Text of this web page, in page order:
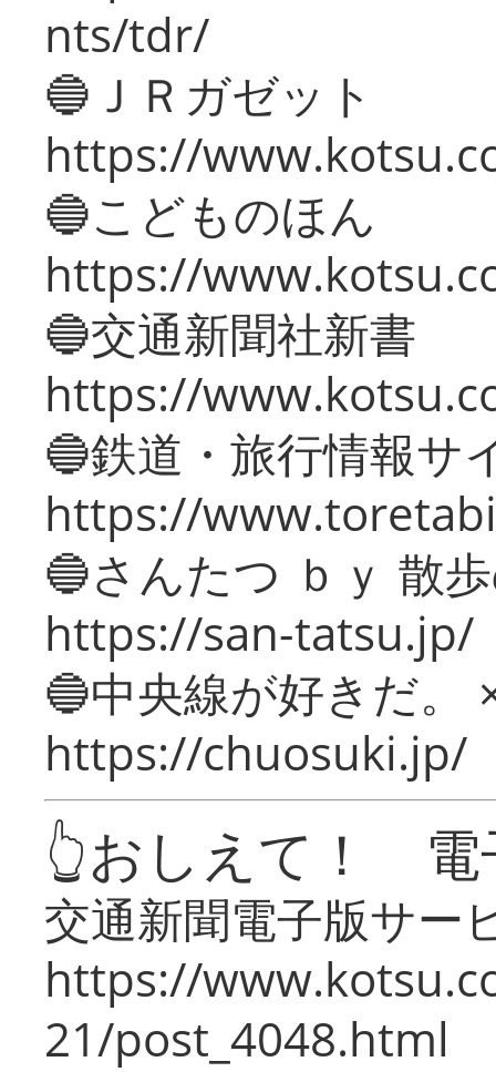
nts/tdr/
🔵ＪＲガゼット
https://
🔵こどものほん
https://
🔵交通新聞社新書
https://
🔵鉄道・旅行情報サ
https://
🔵さんたつ ｂｙ 散
https://san-tatsu.jp/
🔵中央線が好きだ。
https://chuosuki.jp/
👆おしえて！ 電
交通新聞電子版サー
https://
21/post_4048.html